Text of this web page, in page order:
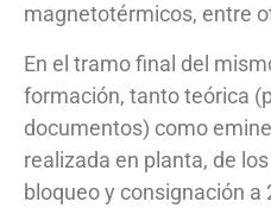
magnetotérmicos, entre
En el tramo final del
formación, tanto teórica
documentos) como
realizada en planta, de
bloqueo y consignación a